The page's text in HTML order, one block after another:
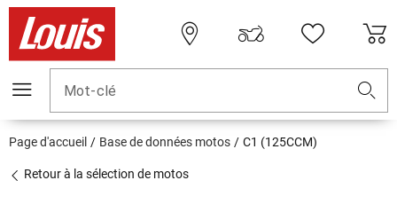
Mot-clé
Page d'accueil Base de données motos C1 (125CCM)
Retour à la sélection de motos